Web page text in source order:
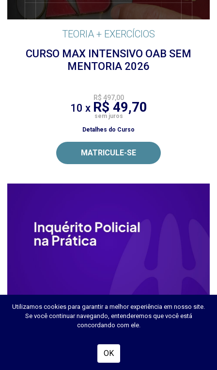
TEORIA + EXERCÍCIOS
CURSO MAX INTENSIVO OAB SEM
MENTORIA 2026
R$ 497,00
10 x R$ 49,70
sem juros
Detalhes do Curso
MATRICULE-SE
INQUERITO-POLICIAL NA PRÁTICA
R$ 800,00
R$ 80,00
Utilizamos cookies para garantir a melhor experiência em nosso site.
Se você continuar navegando, entenderemos que você está
concordando com ele.
OK